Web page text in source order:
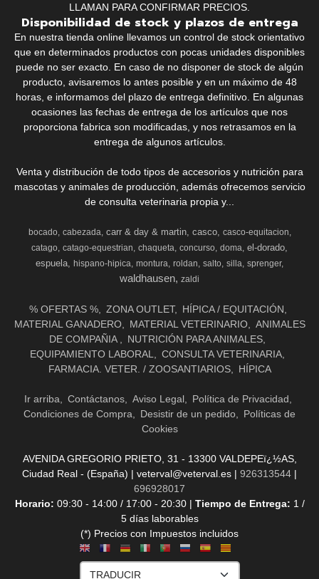
LLAMAN PARA CONFIRMAR PRECIOS.
Disponibilidad de stock y plazos de entrega
En nuestra tienda online llevamos un control de stock orientativo
que en determinados productos con pocas unidades disponibles
puede no ser exacto. En caso de no disponer de stock de algún
producto, avisaremos lo antes posible y en un máximo de 48
horas, e informamos del plazo de entrega definitivo. En algunas
ocasiones las fechas de entrega de los artículos que nos
proporciona fabrica son modificadas, y nos retrasamos en la
entrega de algunos artículos.
Venta y distribución de todo tipos de accesorios y nutrición para
mascotas y animales de producción, además ofrecemos servicio
de consulta veterinaria propia y...
bocado cabezada carr & day & martin casco
casco-equitacion
catago catago-equestrian chaqueta concurso doma el-dorado
espuela hispano-hipica montura roldan salto silla sprenger
waldhausen zaldi
% OFERTAS % ZONA OUTLET
HÍPICA / EQUITACIÓN
MATERIAL GANADERO
MATERIAL VETERINARIO
ANIMALES
DE COMPAÑIA
NUTRICIÓN PARA ANIMALES
EQUIPAMIENTO LABORAL
CONSULTA VETERINARIA
FARMACIA. VETER. / ZOOSANTIARIOS
HÍPICA
Ir arriba Contáctanos Aviso Legal
Política de Privacidad
Condiciones de Compra
Desistir de un pedido
Políticas de
Cookies
AVENIDA GREGORIO PRIETO, 31 - 13300 VALDEPEï¿½AS,
Ciudad Real - (España) | veterval@veterval.es | 926313544 |
696928017
Horario: 09:30 - 14:00 / 17:00 - 20:30 | Tiempo de Entrega: 1 /
5 días laborables
(*) Precios con Impuestos incluidos